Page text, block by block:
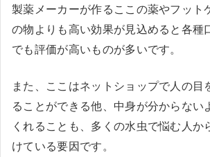
製薬メーカーが作るここの薬やフット
の物よりも高い効果が見込めると各種
でも評価が高いものが多いです。
また、ここはネットショップで人の目
ることができる他、中身が分からない
くれることも、多くの水虫で悩む人か
けている要因です。